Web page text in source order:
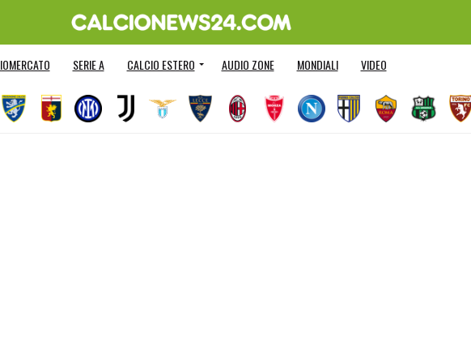
SERIE A CALCIO ESTERO AUDIO ZONE MONDIALI VIDEO